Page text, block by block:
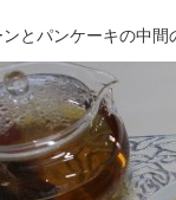
ンとパンケーキの中